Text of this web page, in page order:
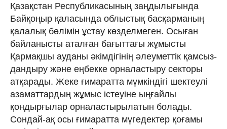
Қазақстан Рес­публикасының заңдылығында
Байқоңыр қаласында облыстық басқарманың
қалалық бөлімін ұстау көзделмеген. Осыған
байланысты аталған бағыттағы жұмысты
Қармақшы ауданы әкімдігінің әлеуметтік қамсыз­
дандыру және еңбекке орналастыру секторы
атқарады. Жеке ғимаратта мүмкіндігі шектеулі
азаматтардың жұмыс істеуіне ыңғайлы
қондырғылар орналастырылатын болады.
Сондай-ақ осы ғимаратта мүгедектер қоғамы